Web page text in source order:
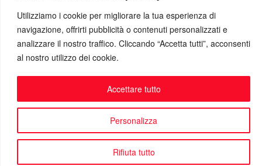
Utilizziamo i cookie per migliorare la tua esperienza di
navigazione, offrirti pubblicità o contenuti personalizzati e
analizzare il nostro traffico. Cliccando “Accetta tutti”, acconsenti
al nostro utilizzo dei cookie.
Personalizza
Rifiuta tutto
Accettare tutto